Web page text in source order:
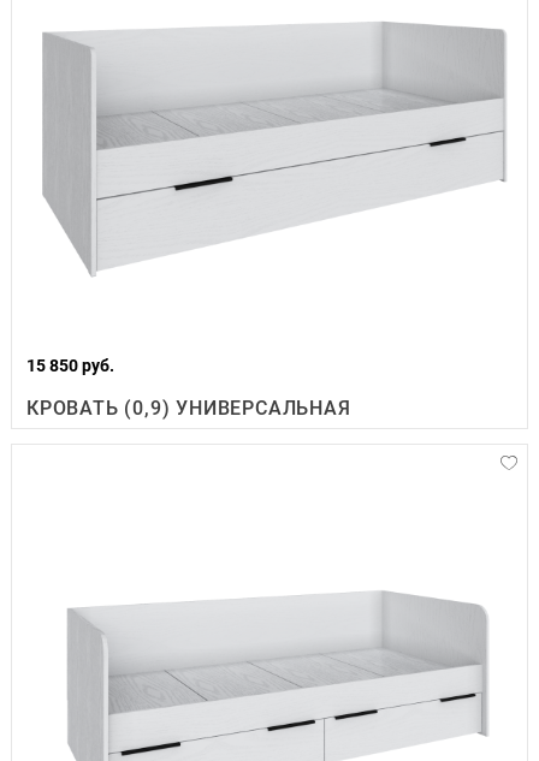
15 850 руб.
КРОВАТЬ (0,9) УНИВЕРСАЛЬНАЯ